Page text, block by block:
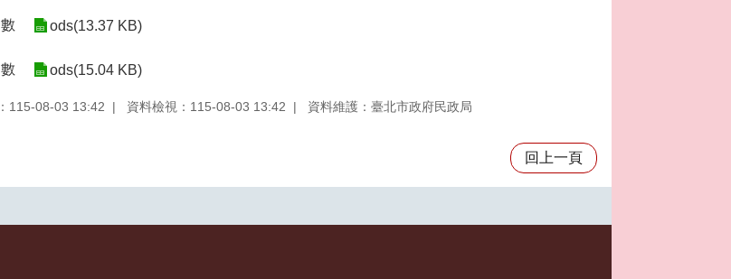
ods(13.37 KB)
ods(15.04 KB)
115-08-03 13:42 資料檢視：115-08-03 13:42 資料維護：臺北市政府民政局
回上一頁